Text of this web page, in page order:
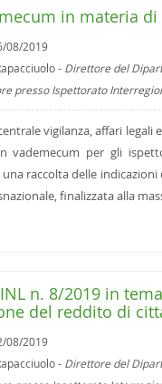
in materia
08/2019
- Direttore del
presso Ispettorato
vigilanza, affari
vademecum per gli
raccolta delle
finalizzata alla
n. 8/2019 in
del reddito di
08/2019
- Direttore del